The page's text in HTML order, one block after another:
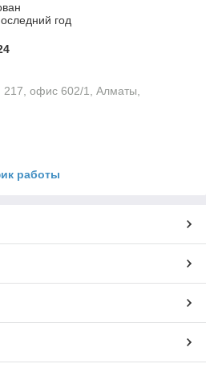
год
217, офис 602/1, Алматы,
работы